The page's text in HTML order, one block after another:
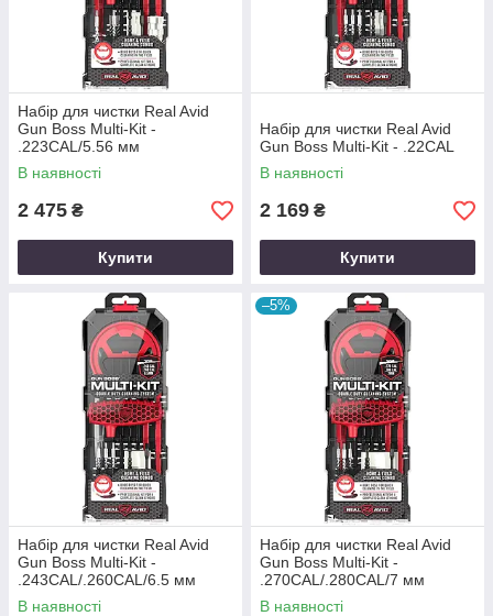
Набір для чистки Real Avid
Gun Boss Multi-Kit -
.223CAL/5.56 мм
В наявності
2 475 ₴
Купити
Набір для чистки Real Avid
Gun Boss Multi-Kit - .22CAL
В наявності
2 169 ₴
Купити
Набір для чистки Real Avid
Gun Boss Multi-Kit -
.243CAL/.260CAL/6.5 мм
В наявності
–5%
Набір для чистки Real Avid
Gun Boss Multi-Kit -
.270CAL/.280CAL/7 мм
В наявності